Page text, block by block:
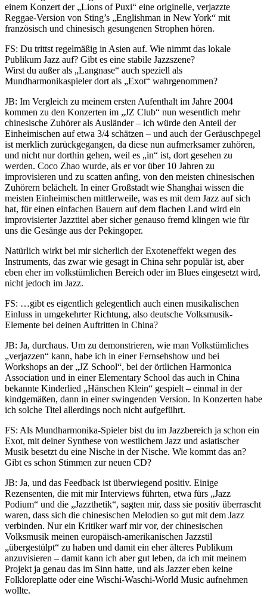
einem Konzert der „Lions of Puxi“ eine originelle, verjazzte
Reggae-Version von Sting’s „Englishman in New York“ mit
französisch und chinesisch gesungenen Strophen hören.
FS: Du trittst regelmäßig in Asien auf. Wie nimmt das lokale
Publikum Jazz auf? Gibt es eine stabile Jazzszene?
Wirst du außer als „Langnase“ auch speziell als
Mundharmonikaspieler dort als „Exot“ wahrgenommen?
JB: Im Vergleich zu meinem ersten Aufenthalt im Jahre 2004
kommen zu den Konzerten im „JZ Club“ nun wesentlich mehr
chinesische Zuhörer als Ausländer – ich würde den Anteil der
Einheimischen auf etwa 3/4 schätzen – und auch der Geräuschpegel
ist merklich zurückgegangen, da diese nun aufmerksamer zuhören,
und nicht nur dorthin gehen, weil es „in“ ist, dort gesehen zu
werden. Coco Zhao wurde, als er vor über 10 Jahren zu
improvisieren und zu scatten anfing, von den meisten chinesischen
Zuhörern belächelt. In einer Großstadt wie Shanghai wissen die
meisten Einheimischen mittlerweile, was es mit dem Jazz auf sich
hat, für einen einfachen Bauern auf dem flachen Land wird ein
improvisierter Jazztitel aber sicher genauso fremd klingen wie für
uns die Gesänge aus der Pekingoper.
Natürlich wirkt bei mir sicherlich der Exoteneffekt wegen des
Instruments, das zwar wie gesagt in China sehr populär ist, aber
eben eher im volkstümlichen Bereich oder im Blues eingesetzt wird,
nicht jedoch im Jazz.
FS: …gibt es eigentlich gelegentlich auch einen musikalischen
Einluss in umgekehrter Richtung, also deutsche Volksmusik-
Elemente bei deinen Auftritten in China?
JB: Ja, durchaus. Um zu demonstrieren, wie man Volkstümliches
„verjazzen“ kann, habe ich in einer Fernsehshow und bei
Workshops an der „JZ School“, bei der örtlichen Harmonica
Association und in einer Elementary School das auch in China
bekannte Kinderlied „Hänschen Klein“ gespielt – einmal in der
kindgemäßen, dann in einer swingenden Version. In Konzerten habe
ich solche Titel allerdings noch nicht aufgeführt.
FS: Als Mundharmonika-Spieler bist du im Jazzbereich ja schon ein
Exot, mit deiner Synthese von westlichem Jazz und asiatischer
Musik besetzt du eine Nische in der Nische. Wie kommt das an?
Gibt es schon Stimmen zur neuen CD?
JB: Ja, und das Feedback ist überwiegend positiv. Einige
Rezensenten, die mit mir Interviews führten, etwa fürs „Jazz
Podium“ und die „Jazzthetik“, sagten mir, dass sie positiv überrascht
waren, dass sich die chinesischen Melodien so gut mit dem Jazz
verbinden. Nur ein Kritiker warf mir vor, der chinesischen
Volksmusik meinen europäisch-amerikanischen Jazzstil
„übergestülpt“ zu haben und damit ein eher älteres Publikum
anzuvisieren – damit kann ich aber gut leben, da ich mit meinem
Projekt ja genau das im Sinn hatte, und als Jazzer eben keine
Folkloreplatte oder eine Wischi-Waschi-World Music aufnehmen
wollte.